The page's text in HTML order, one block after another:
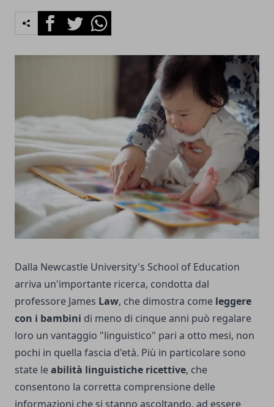
FacebookTwitterWhatsapp
Dalla Newcastle University's School of Education
arriva un'importante ricerca, condotta dal
professore James Law, che dimostra come leggere
con i bambini di meno di cinque anni può regalare
loro un vantaggio "linguistico" pari a otto mesi, non
pochi in quella fascia d'età. Più in particolare sono
state leabilità linguistiche ricettive, che
consentono la corretta comprensione delle
informazioni che si stanno ascoltando, ad essere